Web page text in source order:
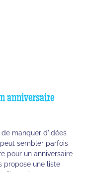
anniversaire
de manquer d'idées
sembler parfois
pour un anniversaire
propose une liste
et de nombreux